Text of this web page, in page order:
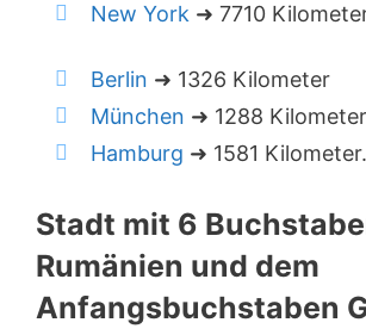
New York ➜ 7710
Berlin ➜ 1326 Kilometer
München ➜ 1288
Hamburg ➜ 1581 Kilometer.
Stadt mit 6
Rumänien und dem
Anfangsbuchstaben